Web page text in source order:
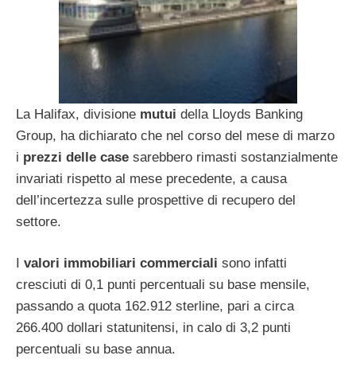
La Halifax, divisione mutui della Lloyds Banking
Group, ha dichiarato che nel corso del mese di marzo
i prezzi delle case sarebbero rimasti sostanzialmente
invariati rispetto al mese precedente, a causa
dell’incertezza sulle prospettive di recupero del
settore.
valori immobiliari commerciali sono infatti
cresciuti di 0,1 punti percentuali su base mensile,
passando a quota 162.912 sterline, pari a circa
266.400 dollari statunitensi, in calo di 3,2 punti
percentuali su base annua.